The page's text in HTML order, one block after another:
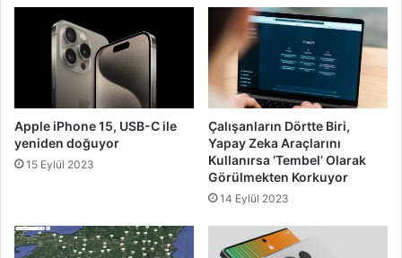
Apple iPhone 15, USB-C ile
yeniden doğuyor
15 Eylül 2023
Çalışanların Dörtte Biri,
Yapay Zeka Araçlarını
Kullanırsa ‘Tembel’ Olarak
Görülmekten Korkuyor
14 Eylül 2023